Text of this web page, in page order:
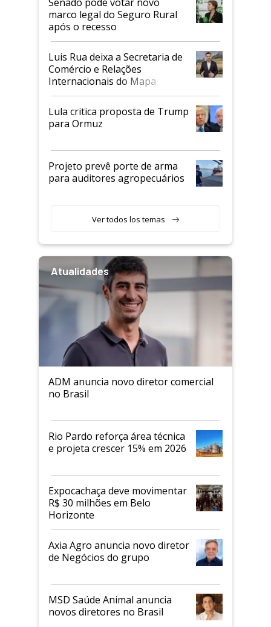
marco legal do Seguro Rural
após o recesso
Luis Rua deixa a Secretaria de
Comércio e Relações
Internacionais do Mapa
Lula critica proposta de Trump
para Ormuz
Projeto prevê porte de arma
para auditores agropecuários
Ver todos los temas
Atualidades
ADM anuncia novo diretor comercial
no Brasil
Rio Pardo reforça área técnica
e projeta crescer 15% em 2026
Expocachaça deve movimentar
R$ 30 milhões em Belo
Horizonte
Axia Agro anuncia novo diretor
de Negócios do grupo
MSD Saúde Animal anuncia
novos diretores no Brasil